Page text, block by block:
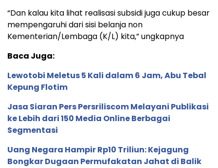
“Dan kalau kita lihat realisasi subsidi juga cukup besar
mempengaruhi dari sisi belanja non
Kementerian/Lembaga (K/L) kita,” ungkapnya
Baca Juga:
Lewotobi Meletus 5 Kali dalam 6 Jam, Abu Tebal
Kepung Flotim
Jasa Siaran Pers Persriliscom Melayani Publikasi
ke Lebih dari 150 Media Online Berbagai
Segmentasi
Uang Negara Hampir Rp10 Triliun: Kejagung
Bongkar Dugaan Permufakatan Jahat di Balik